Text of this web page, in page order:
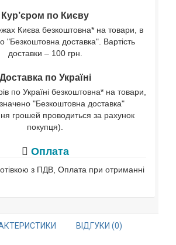
Кур’єром по Києву
Києва безкоштовна* на товари, в
"Безкоштовна доставка". Вартість
доставки – 100 грн.
Доставка по Україні
по Україні безкоштовна* на товари,
"Безкоштовна доставка"
грошей проводиться за рахунок
покупця).
Оплата
з ПДВ, Оплата при отриманні
ВІДГУКИ (0)